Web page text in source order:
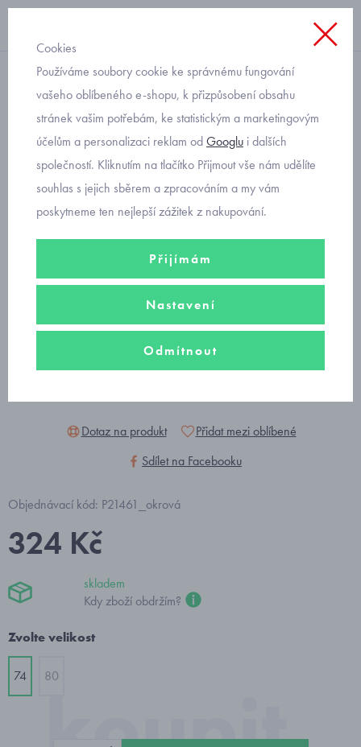
tričko
triko detektiv s pejskem
Mayoral 2066
Dotaz na produkt
Přidat mezi oblíbené
Sdílet na Facebooku
Objednávací kód: P21461_okrová
324 Kč
skladem
Kdy zboží obdržím?
Zvolte velikost
74 80
Cookies
Používáme soubory cookie ke správnému fungování
vašeho oblíbeného e-shopu, k přizpůsobení obsahu
stránek vašim potřebám, ke statistickým a marketingovým
účelům a personalizaci reklam odGooglu i dalších
společností. Kliknutím na tlačítko Přijmout vše nám udělíte
souhlas s jejich sběrem a zpracováním a my vám
poskytneme ten nejlepší zážitek z nakupování.
Přijímám
Nastavení
Odmítnout